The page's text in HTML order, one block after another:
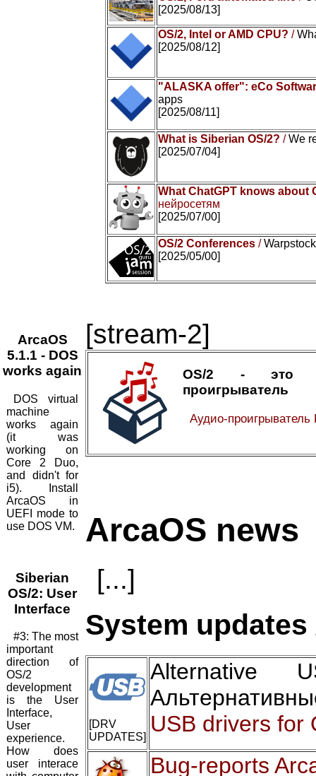
[2025/08/13]
OS/2, Intel or AMD CPU? /
[2025/08/12]
"ALASKA offer": eCo
apps
[2025/08/11]
What is Siberian OS/2? /We
[2025/07/04]
What ChatGPT knows about
нейросетям
[2025/07/00]
OS/2 Conferences /
[2025/05/00]
ArcaOS
5.1.1 - DOS
works again
DOS virtual
machine
works again
(it was
working on
Core 2 Duo,
and didn't for
i5). Install
ArcaOS in
UEFI mode to
use DOS VM.
Siberian
OS/2: User
Interface
#3: The most
important
direction of
OS/2
development
is the User
Interface,
User
experience.
How does
user interace
[stream-2]
OS/2 - это
проигрыватель
Аудио-проигрыватель
ArcaOS news
[...]
System
[DRV
UPDATES]
USB drivers for
Bug-reports